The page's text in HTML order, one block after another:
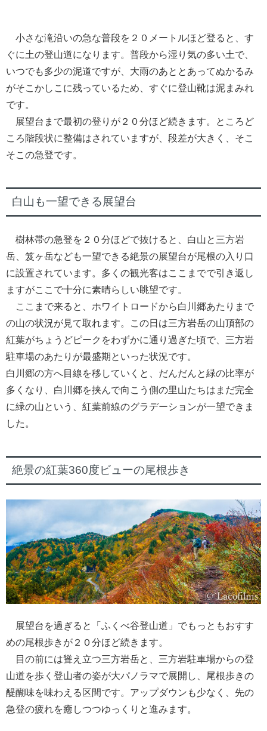
小さな滝沿いの急な普段を２０メートルほど登ると、す
ぐに土の登山道になります。普段から湿り気の多い土で、
いつでも多少の泥道ですが、大雨のあととあってぬかるみ
がそこかしこに残っているため、すぐに登山靴は泥まみれ
です。
展望台まで最初の登りが２０分ほど続きます。ところど
ころ階段状に整備はされていますが、段差が大きく、そこ
そこの急登です。
白山も一望できる展望台
樹林帯の急登を２０分ほどで抜けると、白山と三方岩
岳、笈ヶ岳なども一望できる絶景の展望台が尾根の入り口
に設置されています。多くの観光客はここまでで引き返し
ますがここで十分に素晴らしい眺望です。
ここまで来ると、ホワイトロードから白川郷あたりまで
の山の状況が見て取れます。この日は三方岩岳の山頂部の
紅葉がちょうどピークをわずかに通り過ぎた頃で、三方岩
駐車場のあたりが最盛期といった状況です。
白川郷の方へ目線を移していくと、だんだんと緑の比率が
多くなり、白川郷を挟んで向こう側の里山たちはまだ完全
に緑の山という、紅葉前線のグラデーションが一望できま
した。
絶景の紅葉360度ビューの尾根歩き
展望台を過ぎると「ふくべ谷登山道」でもっともおすす
めの尾根歩きが２０分ほど続きます。
目の前には聳え立つ三方岩岳と、三方岩駐車場からの登
山道を歩く登山者の姿が大パノラマで展開し、尾根歩きの
醍醐味を味わえる区間です。アップダウンも少なく、先の
急登の疲れを癒しつつゆっくりと進みます。